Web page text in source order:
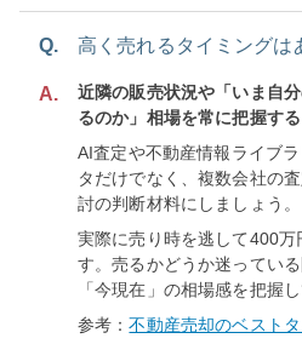
Q. 高く売れるタイミングは
A.
近隣の販売状況や「いま自
るのか」相場を常に把握する
AI査定や不動産情報ライブ
タだけでなく、複数会社の
討の判断材料にしましょう。
実際に売り時を逃して400万
す。売るかどうか迷ってい
「今現在」の相場感を把握
参考：不動産売却のベスト